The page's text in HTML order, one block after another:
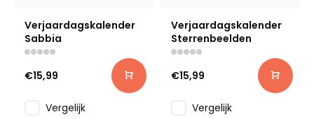
Verjaardagskalender
Sabbia
€15,99
Vergelijk
Verjaardagskalender
Sterrenbeelden
€15,99
Vergelijk